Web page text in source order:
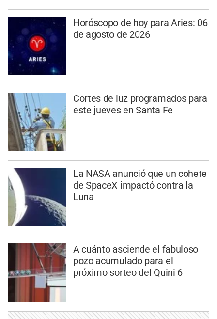
Horóscopo de hoy para Aries: 06
de agosto de 2026
Cortes de luz programados para
este jueves en Santa Fe
La NASA anunció que un cohete
de SpaceX impactó contra la
Luna
A cuánto asciende el fabuloso
pozo acumulado para el
próximo sorteo del Quini 6